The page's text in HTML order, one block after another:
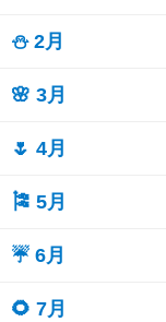
⛄ 2月
🌸 3月
🌷 4月
🎏 5月
☔ 6月
🌻 7月